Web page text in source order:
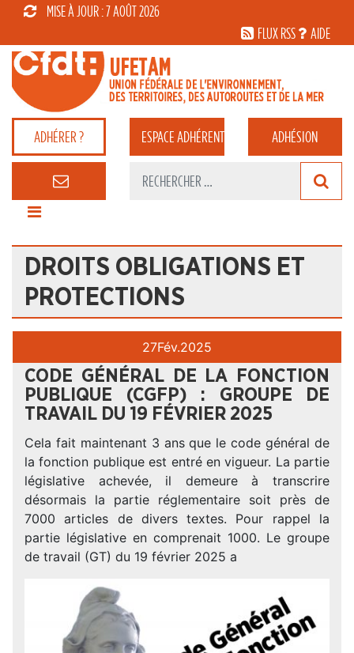
MISE À JOUR : 7 AOÛT 2026
FLUX RSS
AIDE
ADHÉRER ? ESPACEADHÉRENT ADHÉSION
DROITS OBLIGATIONS ET
PROTECTIONS
27Fév.2025
CODE GÉNÉRAL DE LA FONCTION
PUBLIQUE (CGFP) : GROUPE DE
TRAVAIL DU 19 FÉVRIER 2025
Cela fait maintenant 3 ans que le code général de
la fonction publique est entré en vigueur. La partie
législative achevée, il demeure à transcrire
désormais la partie réglementaire soit près de
7000 articles de divers textes. Pour rappel la
partie législative en comprenait 1000. Le groupe
de travail (GT) du 19 février 2025 a